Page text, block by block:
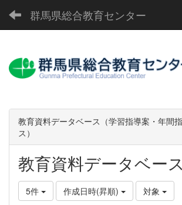
群馬県総合教育センター
教育資料データベース（学習指導案・年間
ス）
教育資料データベース
5件 作成日時(昇順) 対象